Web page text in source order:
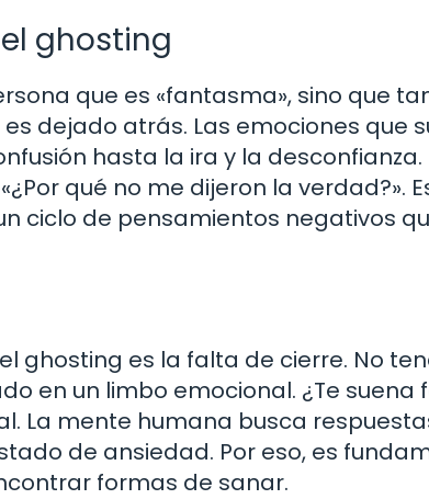
ghosting
que es «fantasma», sino que
dejado atrás. Las emociones que
hasta la ira y la desconfianza.
qué no me dijeron la verdad?».
ciclo de pensamientos negativos
ghosting es la falta de cierre. No
en un limbo emocional. ¿Te suena
La mente humana busca
de ansiedad. Por eso, es
formas de sanar.